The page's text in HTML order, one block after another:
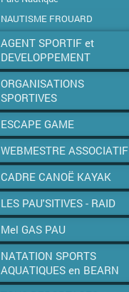
NAUTISME FROUARD
AGENT SPORTIF et
DEVELOPPEMENT
ORGANISATIONS
SPORTIVES
ESCAPE GAME
WEBMESTRE ASSOCIATIF
CADRE CANOË KAYAK
LES PAU'SITIVES - RAID
Mel GAS PAU
NATATION SPORTS
AQUATIQUES en BEARN